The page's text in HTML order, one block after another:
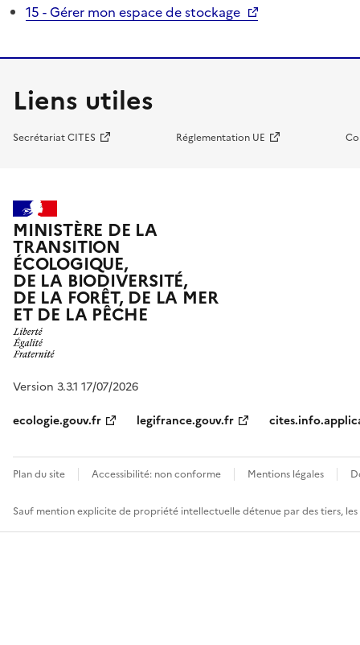
15 - Gérer mon espace de stockage
Liens utiles
Secrétariat CITES Réglementation UE
MINISTÈRE DE LA
TRANSITION
ÉCOLOGIQUE,
DE LA BIODIVERSITÉ,
DE LA FORÊT, DE LA MER
ET DE LA PÊCHE
Version 3.3.1 17/07/2026
ecologie.gouv.fr
legifrance.gouv.fr
Plan du site Accessibilité: non conforme Mentions légales
Sauf mention explicite de propriété intellectuelle détenue par des tiers,